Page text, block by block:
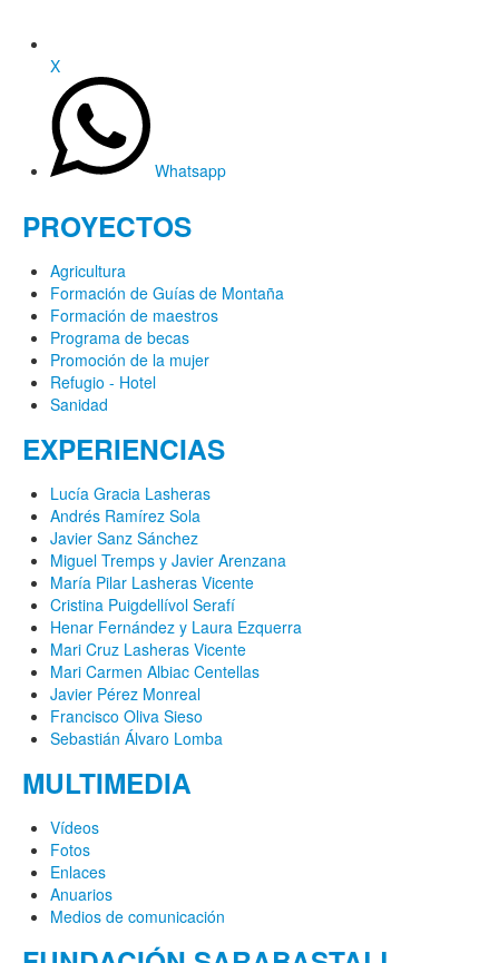
X
Whatsapp
PROYECTOS
Agricultura
Formación de Guías de Montaña
Formación de maestros
Programa de becas
Promoción de la mujer
Refugio - Hotel
Sanidad
EXPERIENCIAS
Lucía Gracia Lasheras
Andrés Ramírez Sola
Javier Sanz Sánchez
Miguel Tremps y Javier Arenzana
María Pilar Lasheras Vicente
Cristina Puigdellívol Serafí
Henar Fernández y Laura Ezquerra
Mari Cruz Lasheras Vicente
Mari Carmen Albiac Centellas
Javier Pérez Monreal
Francisco Oliva Sieso
Sebastián Álvaro Lomba
MULTIMEDIA
Vídeos
Fotos
Enlaces
Anuarios
Medios de comunicación